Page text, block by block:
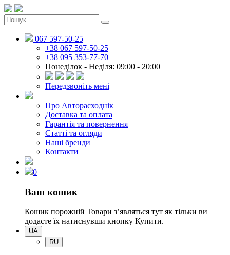
067 597-50-25
+38 067 597-50-25
+38 095 353-77-70
Понеділок - Неділя: 09:00 - 20:00
Передзвоніть мені
Про Авторасходнік
Доставка та оплата
Гарантія та повернення
Статті та огляди
Наші бренди
Контакти
0
Ваш кошик
Кошик порожній Товари зʼявляться тут як тільки ви
додасте їх натиснувши кнопку Купити.
UA
RU